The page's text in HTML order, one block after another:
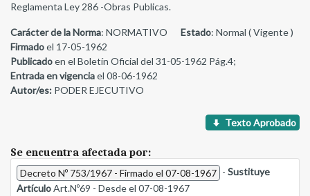
Reglamenta Ley 286 -Obras Publicas.
Carácter de la Norma: NORMATIVO Estado: Normal ( Vigente )
Firmadoel 17-05-1962
Publicadoen el Boletín Oficial del 31-05-1962 Pág.4;
Entrada en vigenciael 08-06-1962
Autor/es: PODER EJECUTIVO
Texto Aprobado
Se encuentra afectada por:
Decreto Nº 753/1967 - Firmado el 07-08-1967 - Sustituye
ArtículoArt.Nº69 - Desde el 07-08-1967